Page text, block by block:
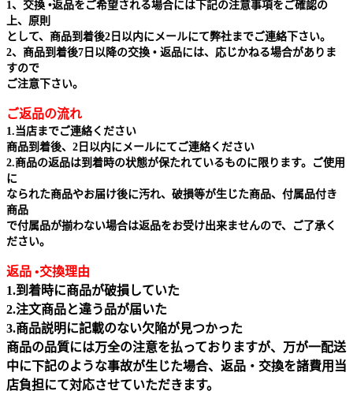
1、交換 •返品をご希望される場合には下記の注意事項をご確認の
上、原則
として、商品到着後2日以内にメールにて弊社までご連絡下さい。
2、商品到着後7日以降の交換 • 返品には、応じかねる場合がありま
すので
ご注意下さい。
ご返品の流れ
1.当店までご連絡ください
商品到着後、2日以内にメールにてご連絡ください
2.商品の返品は到着時の状態が保たれているものに限ります。ご使用
に
なられた商品やお届け後に汚れ、破損等が生じた商品、付属品付き
商品
で付属品が揃わない場合は返品をお受け出来ませんので、ご了承く
ださい。
返品 •交換理由
1.到着時に商品が破損していた
2.注文商品と違う品が届いた
3.商品説明に記載のない欠陥が見つかった
商品の品質には万全の注意を払っておりますが、万が一配送
中に下記のような事故が生じた場合、返品・交換を諸費用当
店負担にて対応させていただきます。